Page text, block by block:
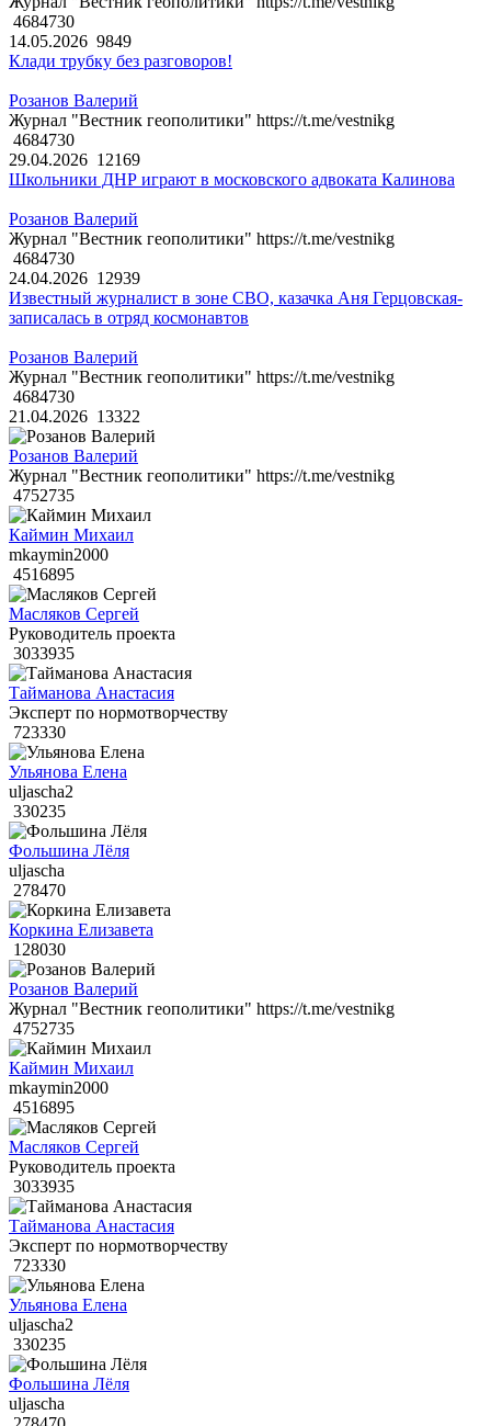
4684730
14.05.2026 9849
Клади трубку без разговоров!
Розанов Валерий
Журнал "Вестник геополитики" https://t.me/vestnikg
4684730
29.04.2026 12169
Школьники ДНР играют в московского адвоката Калинова
Розанов Валерий
Журнал "Вестник геополитики" https://t.me/vestnikg
4684730
24.04.2026 12939
Известный журналист в зоне СВО, казачка Аня Герцовская-
записалась в отряд космонавтов
Розанов Валерий
Журнал "Вестник геополитики" https://t.me/vestnikg
4684730
21.04.2026 13322
Розанов Валерий
Журнал "Вестник геополитики" https://t.me/vestnikg
4752735
Каймин Михаил
mkaymin2000
4516895
Масляков Сергей
Руководитель проекта
3033935
Тайманова Анастасия
Эксперт по нормотворчеству
723330
Ульянова Елена
uljascha2
330235
Фольшина Лёля
uljascha
278470
Коркина Елизавета
128030
Розанов Валерий
Журнал "Вестник геополитики" https://t.me/vestnikg
4752735
Каймин Михаил
mkaymin2000
4516895
Масляков Сергей
Руководитель проекта
3033935
Тайманова Анастасия
Эксперт по нормотворчеству
723330
Ульянова Елена
uljascha2
330235
Фольшина Лёля
uljascha